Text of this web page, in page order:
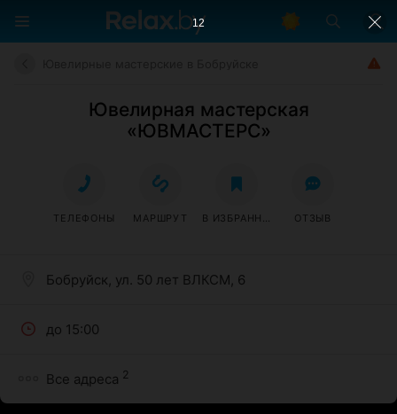
Ювелирная мастерская
«ЮВМАСТЕРС»
Бобруйск, ул. 50 лет ВЛКСМ, 6
до 15:00
Все адреса 2
ТЕЛЕФОНЫ МАРШРУТ В ИЗБРАННОЕ ОТЗЫВ
11